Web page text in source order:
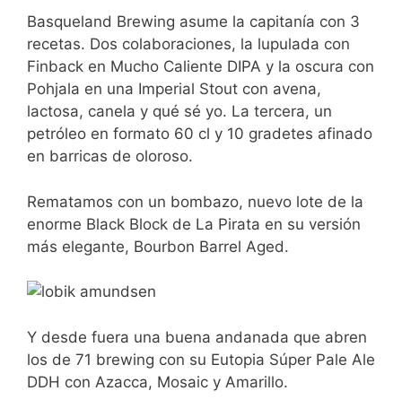
Basqueland Brewing asume la capitanía con 3
recetas. Dos colaboraciones, la lupulada con
Finback en Mucho Caliente DIPA y la oscura con
Pohjala en una Imperial Stout con avena,
lactosa, canela y qué sé yo. La tercera, un
petróleo en formato 60 cl y 10 gradetes afinado
en barricas de oloroso.
Rematamos con un bombazo, nuevo lote de la
enorme Black Block de La Pirata en su versión
más elegante, Bourbon Barrel Aged.
Y desde fuera una buena andanada que abren
los de 71 brewing con su Eutopia Súper Pale Ale
DDH con Azacca, Mosaic y Amarillo.